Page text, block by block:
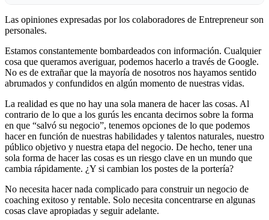
Las opiniones expresadas por los colaboradores de Entrepreneur son
personales.
Estamos constantemente bombardeados con información. Cualquier
cosa que queramos averiguar, podemos hacerlo a través de Google.
No es de extrañar que la mayoría de nosotros nos hayamos sentido
abrumados y confundidos en algún momento de nuestras vidas.
La realidad es que no hay una sola manera de hacer las cosas. Al
contrario de lo que a los gurús les encanta decirnos sobre la forma
en que “salvó su negocio”, tenemos opciones de lo que podemos
hacer en función de nuestras habilidades y talentos naturales, nuestro
público objetivo y nuestra etapa del negocio. De hecho, tener una
sola forma de hacer las cosas es un riesgo clave en un mundo que
cambia rápidamente. ¿Y si cambian los postes de la portería?
No necesita hacer nada complicado para construir un negocio de
coaching exitoso y rentable. Solo necesita concentrarse en algunas
cosas clave apropiadas y seguir adelante.